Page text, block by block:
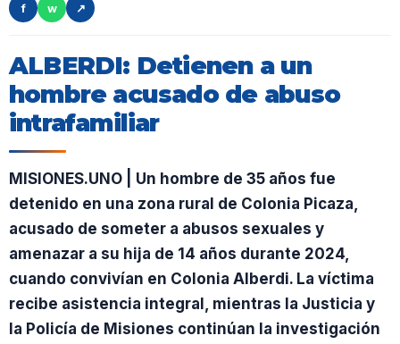
f
w ↗
ALBERDI: Detienen a un
hombre acusado de abuso
intrafamiliar
MISIONES.UNO | Un hombre de 35 años fue
detenido en una zona rural de Colonia Picaza,
acusado de someter a abusos sexuales y
amenazar a su hija de 14 años durante 2024,
cuando convivían en Colonia Alberdi. La víctima
recibe asistencia integral, mientras la Justicia y
la Policía de Misiones continúan la investigación